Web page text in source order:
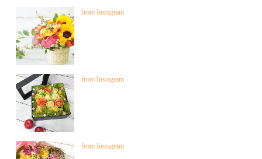
from Instagram
from Instagram
from Instagram